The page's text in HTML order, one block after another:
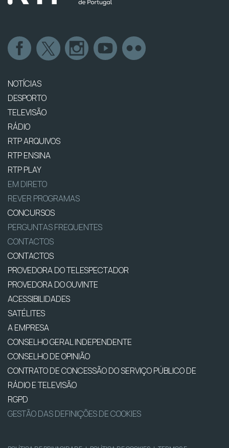
NOTÍCIAS
DESPORTO
TELEVISÃO
RÁDIO
RTP ARQUIVOS
RTP ENSINA
RTP PLAY
EM DIRETO
REVER PROGRAMAS
CONCURSOS
PERGUNTAS FREQUENTES
CONTACTOS
CONTACTOS
PROVEDORA DO TELESPECTADOR
PROVEDORA DO OUVINTE
ACESSIBILIDADES
SATÉLITES
A EMPRESA
CONSELHO GERAL INDEPENDENTE
CONSELHO DE OPINIÃO
CONTRATO DE CONCESSÃO DO SERVIÇO PÚBLICO DE
RÁDIO E TELEVISÃO
RGPD
GESTÃO DAS DEFINIÇÕES DE COOKIES